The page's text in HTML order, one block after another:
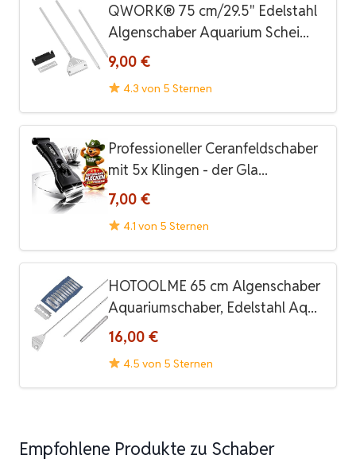
QWORK® 75 cm/29.5" Edelstahl
Algenschaber Aquarium Schei...
9,00 €
4.3 von 5 Sternen
Professioneller Ceranfeldschaber
mit 5x Klingen - der Gla...
7,00 €
4.1 von 5 Sternen
HOTOOLME 65 cm Algenschaber
Aquariumschaber, Edelstahl Aq...
16,00 €
4.5 von 5 Sternen
Empfohlene Produkte zu Schaber